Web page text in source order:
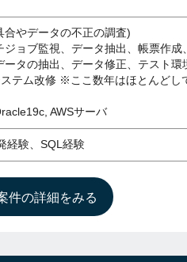
合やデータの不正の調査)
ジョブ監視、データ抽出、帳票作成
ータの抽出、データ修正、テスト環
ステム改修 ※ここ数年はほとんどし
AWSサーバ
経験、SQL経験
件の詳細をみる